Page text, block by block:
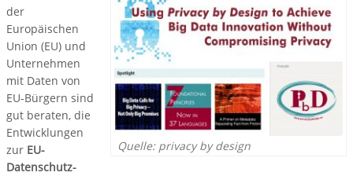
Quelle: privacy by design
der
Europäischen
Union (EU) und
Unternehmen
mit Daten von
EU‐Bürgern sind
gut beraten, die
Entwicklungen
zur EU-
Datenschutz-